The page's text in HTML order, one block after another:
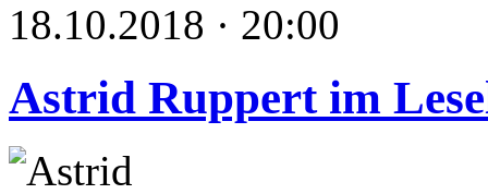
18.10.2018 · 20:00
Astrid Ruppert im